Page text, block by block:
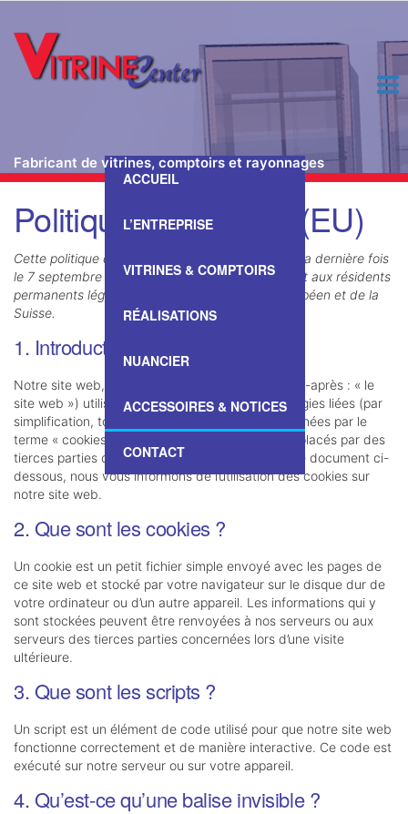
contenu
Fabricant de vitrines, comptoirs et rayonnages
ACCUEIL
L’ENTREPRISE
VITRINES & COMPTOIRS
RÉALISATIONS
NUANCIER
ACCESSOIRES & NOTICES
CONTACT
Politique de cookies (EU)
Cette politique de cookies a été mise à jour pour la dernière fois
le 7 septembre 2022 et s’applique aux citoyens et aux résidents
permanents légaux de l’Espace Économique Européen et de la
Suisse.
1. Introduction
Notre site web,
(ci-après : « le
site web ») utilise des cookies et autres technologies liées (par
simplification, toutes ces technologies sont désignées par le
terme « cookies »). Des cookies sont également placés par des
tierces parties que nous avons engagées. Dans le document ci-
dessous, nous vous informons de l’utilisation des cookies sur
notre site web.
2. Que sont les cookies ?
Un cookie est un petit fichier simple envoyé avec les pages de
ce site web et stocké par votre navigateur sur le disque dur de
votre ordinateur ou d’un autre appareil. Les informations qui y
sont stockées peuvent être renvoyées à nos serveurs ou aux
serveurs des tierces parties concernées lors d’une visite
ultérieure.
3. Que sont les scripts ?
Un script est un élément de code utilisé pour que notre site web
fonctionne correctement et de manière interactive. Ce code est
exécuté sur notre serveur ou sur votre appareil.
4. Qu’est-ce qu’une balise invisible ?